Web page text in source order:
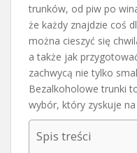
trunków, od piw po
że każdy znajdzie coś
można cieszyć się
a także jak
zachwycą nie tylko
Bezalkoholowe trunki
wybór, który zyskuje
Spis treści